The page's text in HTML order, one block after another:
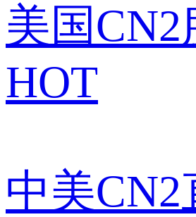
美国
HOT
中美